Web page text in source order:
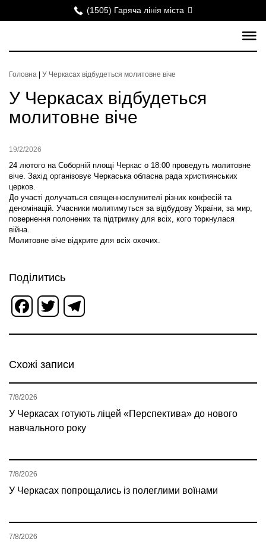
(1505) Гаряча лінія міста
Головна У Черкасах відбудеться молитовне віче
У Черкасах відбудеться
молитовне віче
19/2/2026
24 лютого на Соборній площі Черкас о 18:00 проведуть молитовне
віче. Захід організовує Черкаська обласна рада християнських
церков.
До участі долучаться священнослужителі різних конфесій та
деномінацій. Учасники молитимуться за відбудову України, за мир,
повернення полонених та підтримку для всіх, кого торкнулася
війна.
Молитовне віче відкрите для всіх охочих.
Поділитись
Facebook
Twitter
Схожі записи
У Черкасах готують ліцей «Перспектива» до нового
навчального року
7/8/2026
У Черкасах попрощались із полеглими воїнами
7/8/2026
7/8/2026